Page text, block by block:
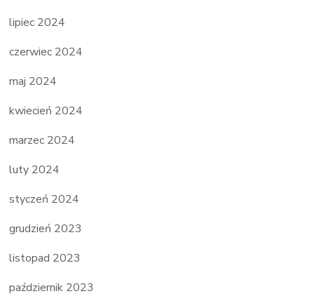
lipiec 2024
czerwiec 2024
maj 2024
kwiecień 2024
marzec 2024
luty 2024
styczeń 2024
grudzień 2023
listopad 2023
październik 2023